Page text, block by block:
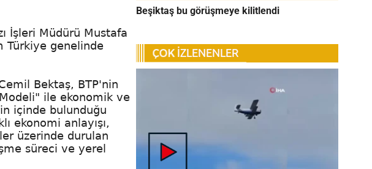
İşleri Müdürü Mustafa
Türkiye genelinde
Bektaş, BTP'nin
ile ekonomik ve
içinde bulunduğu
ekonomi anlayışı,
üzerinde durulan
süreci ve yerel
Beşiktaş bu görüşmeye kilitlendi